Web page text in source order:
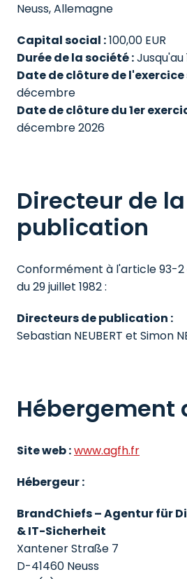
Neuss, Allemagne
Capital social :
Durée de la société :
Date de clôture de l'exercice
Date de clôture du 1er
décembre 2026
Directeur de la
publication
Conformément à l'article 93-2
du 29 juillet 1982 :
Directeurs de publication :
Sebastian NEUBERT et Simon
Hébergement
Site web :www.agfh.fr
Hébergeur :
BrandChiefs – Agentur für
& IT-Sicherheit
Xantener Straße 7
D-41460 Neuss